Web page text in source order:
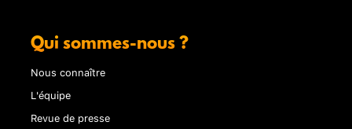
Qui sommes-nous ?
Nous connaître
L'équipe
Revue de presse